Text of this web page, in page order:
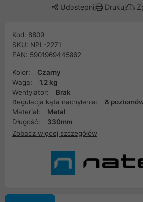
Udostępnij Drukuj
Kod: 8809
SKU: NPL-2271
EAN: 5901969445862
Kolor:
Czarny
Waga:
1.2 kg
Wentylator:
Brak
Regulacja kąta nachylenia:
8
Materiał:
Metal
Długość:
330mm
Zobacz więcej szczegółów